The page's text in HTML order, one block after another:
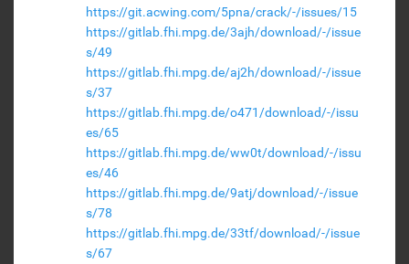
https://git.acwing.com/5pna/crack/-/issues/15
https://gitlab.fhi.mpg.de/3ajh/download/-/issue
s/49
https://gitlab.fhi.mpg.de/aj2h/download/-/issue
s/37
https://gitlab.fhi.mpg.de/o471/download/-/issu
es/65
https://gitlab.fhi.mpg.de/ww0t/download/-/issu
es/46
https://gitlab.fhi.mpg.de/9atj/download/-/issue
s/78
https://gitlab.fhi.mpg.de/33tf/download/-/issue
s/67